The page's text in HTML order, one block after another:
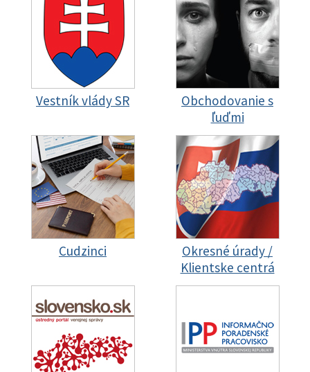
Vestník vlády SR
Obchodovanie s
ľuďmi
Cudzinci
Okresné úrady /
Klientske centrá